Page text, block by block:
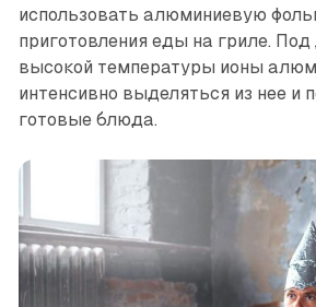
использовать алюминиевую
приготовления еды на гриле.
высокой температуры ионы
интенсивно выделяться из нее и
готовые блюда.